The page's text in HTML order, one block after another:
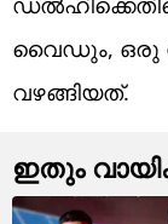
വൈഡും, ഒരു
വഴങ്ങിയത്.
ഇതും